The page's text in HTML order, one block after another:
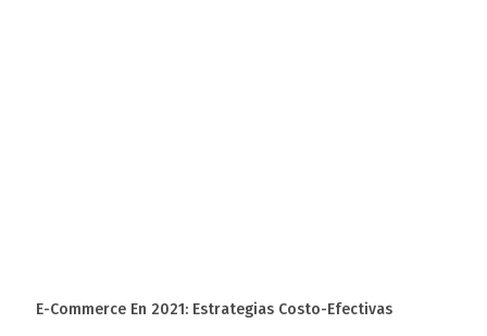
E-Commerce En 2021: Estrategias Costo-Efectivas